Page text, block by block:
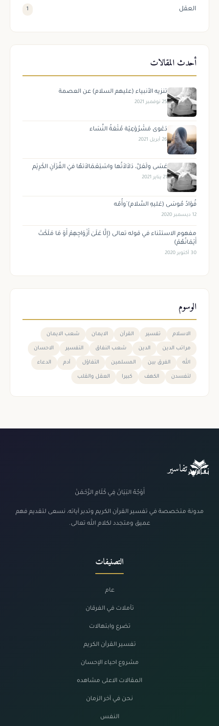
العقل 1
أحدث المقالات
تنزيه الأنبياء (عليهم السلام) عن العصمة
25 نوفمبر 2021
دَعْوى مَشْرُوْعِيّة مُتْعَةُ النِّسَاء
26 أبريل 2021
عَسَى ولَعَلَّ، دَلاَلاَتُها واسْتِعْمَالاَتهُا فيْ القُرْآنِ الكَرِيْم
21 يناير 2021
فُؤادُ مُوسَى (عَليهِ السَّلام) َوأُمّه
12 ديسمبر 2020
مفهوم الاستثناء في قوله تعالى (إِلَّا عَلَىٰ أَزْوَاجِهِمْ أَوْ مَا مَلَكَتْ
أَيْمَانُهُمْ)
30 أكتوبر 2020
الوسوم
الاسلام تفسير القرآن الايمان شعب الايمان
مراتب الدين الدين شعب النفاق التفسير الاحسان
الله الفرق بين المسلمين التفاؤل آدم الدعاء
لتفسدن الكهف كبيرا العقل والقلب
تفاسير
أَوْجُهُ البَيَانْ فِي كَلَامِ الرَّحْمَنْ
مدونة متخصصة في تفسير القرآن الكريم وتدبر آياته، نسعى لتقديم فهم
عميق ومتجدد لكلام الله تعالى.
التصنيفات
عام
تأملات في الفرقان
تضرع وابتهالات
تفسير القرآن الكريم
مشروع احياء الإحسان
المقالات الاعلى مشاهده
نحن في آخر الزمان
النفس